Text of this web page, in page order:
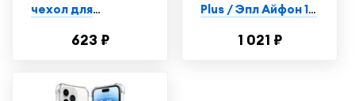
чехол для
iPhone 14 Plus /
смартфона Эпл
623 ₽
Plus / Эпл Айфон 14
"Красно-синяя
1 021 ₽